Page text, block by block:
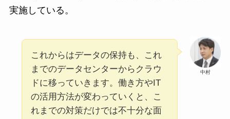
実施している。
中村
これからはデータの保持も、これ
までのデータセンターからクラウ
ドに移っていきます。働き方やIT
の活用方法が変わっていくと、こ
れまでの対策だけでは不十分な面